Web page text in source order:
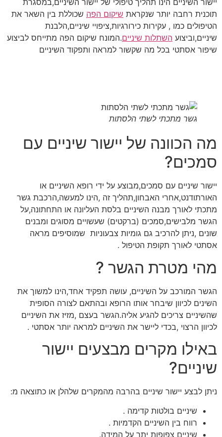
תוכנית רחבה יותר שנקראת שיקום הפה שכוללת בין השאר את
הטיפולים כמו , עקירות כירורגיות,ציפויי שיניים,הלבנת
שיניים,וביצוע השתלות שיניים.המונח שיקום הפה מתייחס לביצוע
שיפור אסתטי בכל מה שקשור למראה ותפקוד השיניים
גשר מתכתי לשתי הלסתות
מה הכוונה של יישור שיניים עם
סמכים?
יישור שיניים עם סמכים,מבוצע על ידי רופא השיניים או
האורתודנט,אחרי האבחון,תהליך זה ,הינו למעשה,הרכבת גשר
מתכתי לאורך מבנה השיניים בלסת העליונה או התחתונה,על
הגשר מלבישים,סמכים (ברקטים) שעשויים מסוגים ומבנים
שונים ,ניתן להרכיב גם גומיות צבעוניות שמוסיפים מראה
אסתטי לאורך תקופת הטיפול .
מהי מטרת הגשר ?
הגשר המורכב על השיניים, עושה תפקיד אחד,הינו למשוך את
השינים לכיוון שיבחר אותו הרופא ובהתאם לצורה הסופית
שהשיניים צריכים להגיע אליה.הגשר בעצם ,מזיז את השיניים
לכיוון הרצוי ,בכדי ליישר את השיניים למראה יותר אסתטי .
באילו מקרים מבצעים יישור
שיניים?
ניתן לבצע יישור שיניים בהרבה מהמקרים שלהלן או כתוצאה מ:
שיניים בולטות קדימה .
רווח בין השיניים הקדמיות .
שיניים צפופות יתר על המידה.